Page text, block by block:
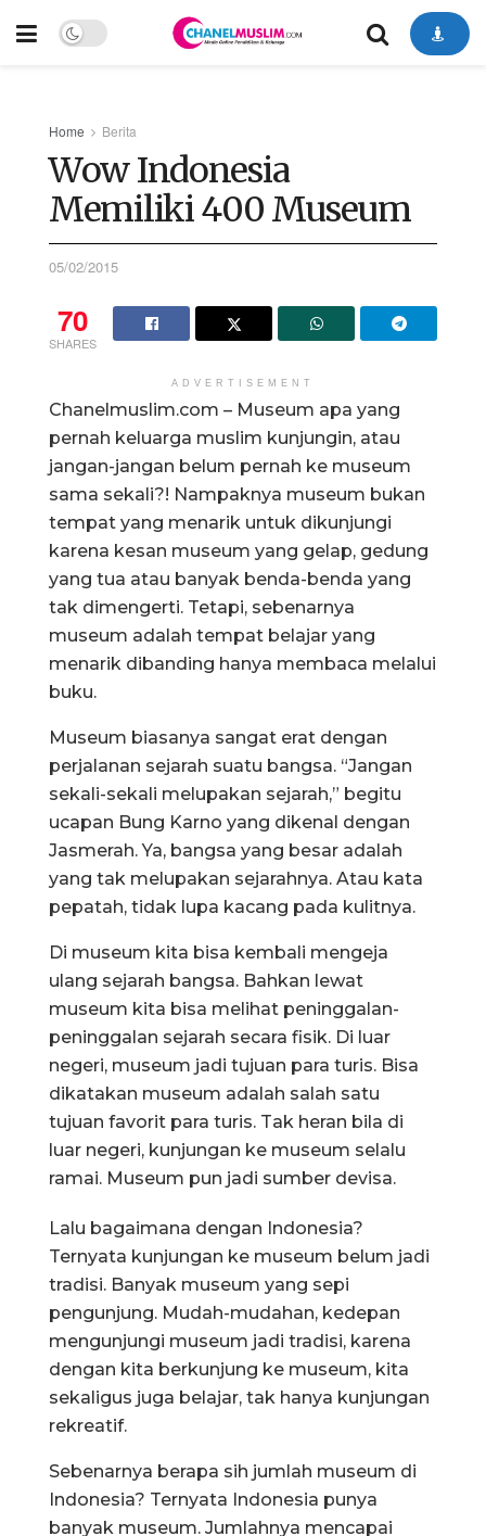
Home Berita
Wow Indonesia
Memiliki 400 Museum
05/02/2015
70
SHARES
ADVERTISEMENT
Chanelmuslim.com – Museum apa yang
pernah keluarga muslim kunjungin, atau
jangan-jangan belum pernah ke museum
sama sekali?! Nampaknya museum bukan
tempat yang menarik untuk dikunjungi
karena kesan museum yang gelap, gedung
yang tua atau banyak benda-benda yang
tak dimengerti. Tetapi, sebenarnya
museum adalah tempat belajar yang
menarik dibanding hanya membaca melalui
buku.
Museum biasanya sangat erat dengan
perjalanan sejarah suatu bangsa. “Jangan
sekali-sekali melupakan sejarah,” begitu
ucapan Bung Karno yang dikenal dengan
Jasmerah. Ya, bangsa yang besar adalah
yang tak melupakan sejarahnya. Atau kata
pepatah, tidak lupa kacang pada kulitnya.
Di museum kita bisa kembali mengeja
ulang sejarah bangsa. Bahkan lewat
museum kita bisa melihat peninggalan-
peninggalan sejarah secara fisik. Di luar
negeri, museum jadi tujuan para turis. Bisa
dikatakan museum adalah salah satu
tujuan favorit para turis. Tak heran bila di
luar negeri, kunjungan ke museum selalu
ramai. Museum pun jadi sumber devisa.
Lalu bagaimana dengan Indonesia?
Ternyata kunjungan ke museum belum jadi
tradisi. Banyak museum yang sepi
pengunjung. Mudah-mudahan, kedepan
mengunjungi museum jadi tradisi, karena
dengan kita berkunjung ke museum, kita
sekaligus juga belajar, tak hanya kunjungan
rekreatif.
Sebenarnya berapa sih jumlah museum di
Indonesia? Ternyata Indonesia punya
banyak museum. Jumlahnya mencapai